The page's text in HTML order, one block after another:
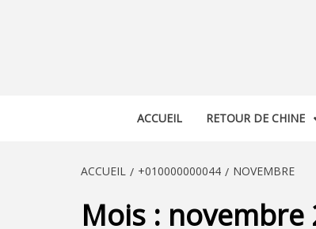
ACCUEIL RETOUR DE CHINE
ACCUEIL +010000000044 NOVEMBRE
Mois : novembre